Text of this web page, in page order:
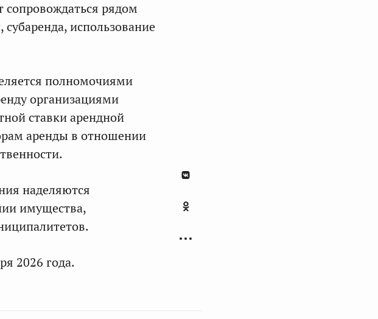
сопровождаться рядом
использование
полномочиями
организациями
ставки арендной
аренды в отношении
наделяются
имущества,
2026 года.